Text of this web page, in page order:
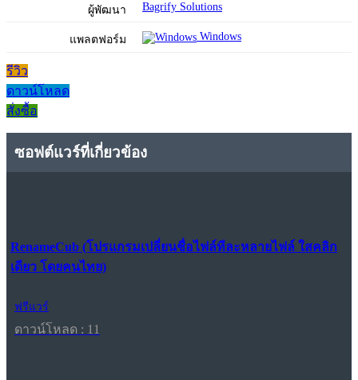
ผู้พัฒนา Bagrify Solutions
แพลตฟอร์ม Windows
รีวิว
ดาวน์โหลด
สั่งซื้อ
ซอฟต์แวร์ที่เกี่ยวข้อง
RenameCub (โปรแกรมเปลี่ยนชื่อไฟล์ทีละหลายไฟล์ ใสคลิก
เดียว โดยคนไทย)
ฟรีแวร์
ดาวน์โหลด : 11